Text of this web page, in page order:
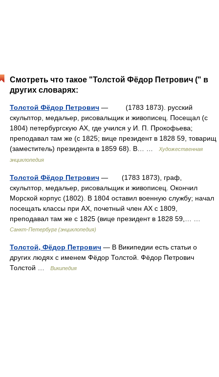
Смотреть что такое "Толстой Фёдор Петрович (" в
других словарях:
Толстой Фёдор Петрович — (1783 1873). русский
скульптор, медальер, рисовальщик и живописец. Посещал (с
1804) петербургскую АХ, где учился у И. П. Прокофьева;
преподавал там же (с 1825; вице президент в 1828 59, товарищ
(заместитель) президента в 1859 68). В… …
Художественная
энциклопедия
Толстой Фёдор Петрович — (1783 1873), граф,
скульптор, медальер, рисовальщик и живописец. Окончил
Морской корпус (1802). В 1804 оставил военную службу; начал
посещать классы при АХ, почетный член АХ с 1809,
преподавал там же с 1825 (вице президент в 1828 59,… …
Санкт-Петербург (энциклопедия)
Толстой, Фёдор Петрович — В Википедии есть статьи о
других людях с именем Фёдор Толстой. Фёдор Петрович
Толстой …
Википедия